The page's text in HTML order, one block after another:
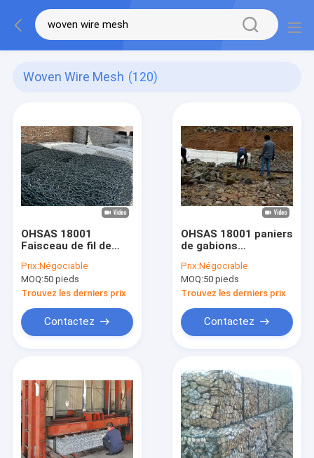
Woven Wire Mesh (120)
OHSAS 18001
Faisceau de fil de
de haut
Prix:Négociable
MOQ:50 pieds
Trouvez les derniers prix
Contactez
OHSAS 18001 paniers
de gabions
de gabion
Prix:Négociable
MOQ:50 pieds
Trouvez les derniers prix
Contactez